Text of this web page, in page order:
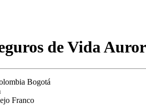
de Vida
Bogotá
Franco